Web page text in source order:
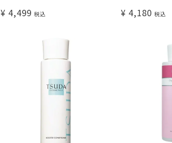
¥ 4,499 税込 ¥ 4,180 税込